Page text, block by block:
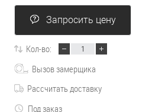
Запросить цену
Кол-во:
Вызов замерщика
Рассчитать доставку
Под заказ